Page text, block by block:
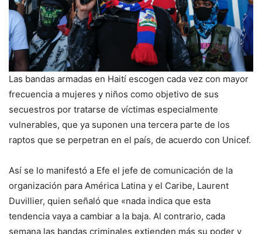
Las bandas armadas en Haití escogen cada vez con mayor
frecuencia a mujeres y niños como objetivo de sus
secuestros por tratarse de víctimas especialmente
vulnerables, que ya suponen una tercera parte de los
raptos que se perpetran en el país, de acuerdo con Unicef.
Así se lo manifestó a Efe el jefe de comunicación de la
organización para América Latina y el Caribe, Laurent
Duvillier, quien señaló que «nada indica que esta
tendencia vaya a cambiar a la baja. Al contrario, cada
semana las bandas criminales extienden más su poder y